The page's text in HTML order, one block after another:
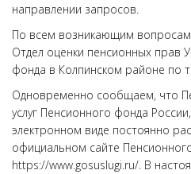
направлении запросов.
По всем возникающим
Отдел оценки пенсионных прав
фонда в Колпинском районе по
Одновременно сообщаем, что
услуг Пенсионного фонда
электронном виде постоянно
официальном сайте
https://www.gosuslugi.ru/. В